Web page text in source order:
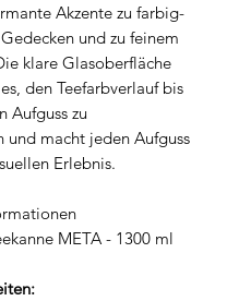
Akzente zu farbig-
und zu feinem
klare Glasoberfläche
den Teefarbverlauf bis
Aufguss zu
und macht jeden Aufguss
Erlebnis.
META - 1300 ml